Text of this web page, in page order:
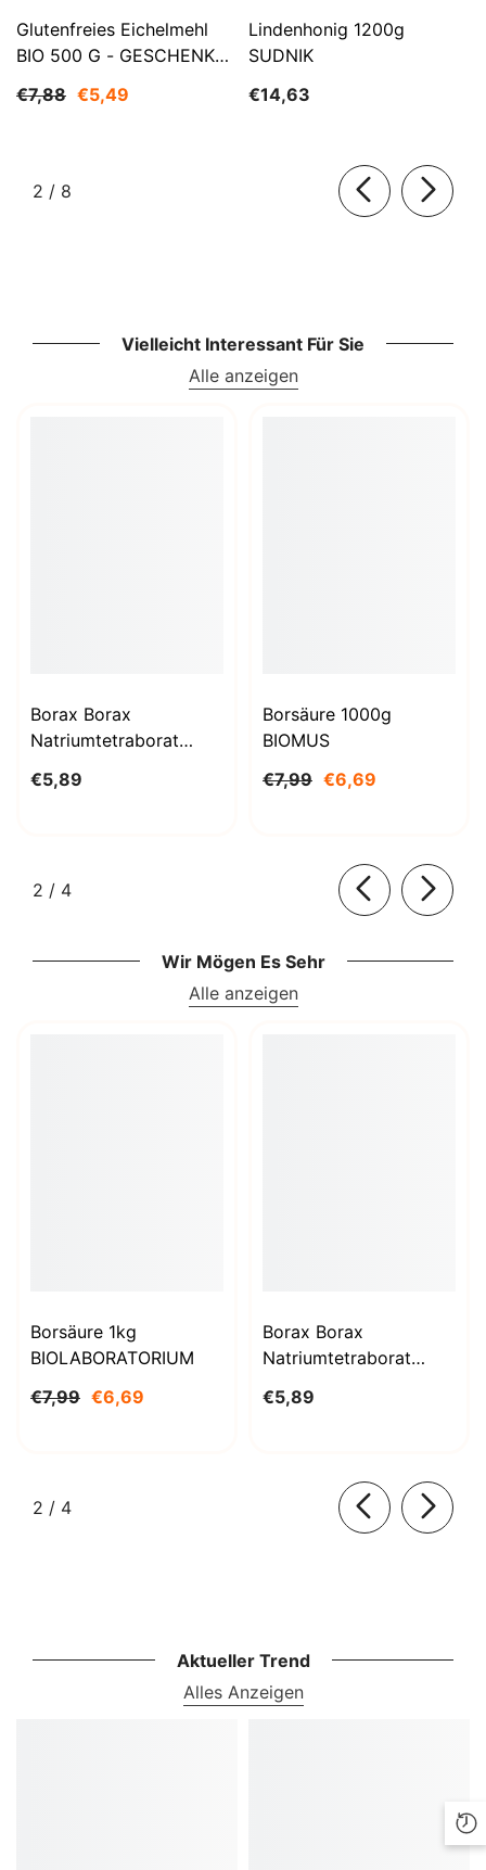
Glutenfreies Eichelmehl
BIO 500 G - GESCHENKE
€7,88 €5,49
Lindenhonig 1200g
SUDNIK
€14,63
2 / von
8
Vielleicht Interessant Für Sie
Alle anzeigen
Borax Borax
Natriumtetraborat
STANLAB
€5,89
Borsäure 1000g
BIOMUS
€7,99 €6,69
2 / von
4
Wir Mögen Es Sehr
Alle anzeigen
Borsäure 1kg
BIOLABORATORIUM
€7,99 €6,69
Borax Borax
Natriumtetraborat
BioLaboratorium
€5,89
2 / von
4
Aktueller Trend
Alles Anzeigen